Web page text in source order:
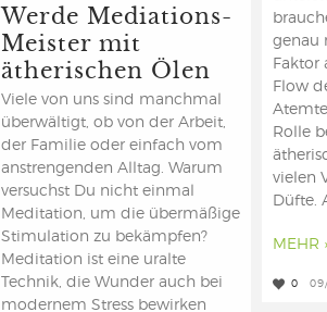
genau
Faktor
Flow
Rolle
vielen
Düfte.
MEHR
0
Werde Mediations-
Meister mit
ätherischen Ölen
Viele von uns sind manchmal
überwältigt, ob von der Arbeit,
der Familie oder einfach vom
anstrengenden Alltag. Warum
versuchst Du nicht einmal
Meditation, um die übermäßige
Stimulation zu bekämpfen?
Meditation ist eine uralte
Technik, die Wunder auch bei
modernem Stress bewirken